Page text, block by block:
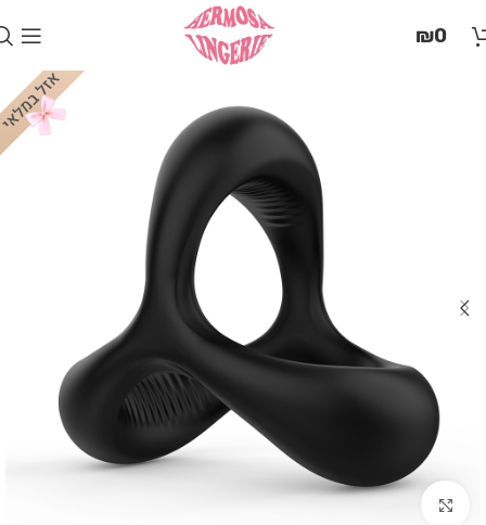
זֶה
תַּפְרִיט
הֵנְּגִישׁוּת
₪0
Click to enlarge